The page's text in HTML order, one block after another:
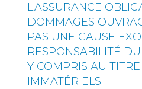
L'ASSURANCE
DOMMAGES
PAS UNE CAUSE
RESPONSABILITÉ
Y COMPRIS AU
IMMATÉRIELS